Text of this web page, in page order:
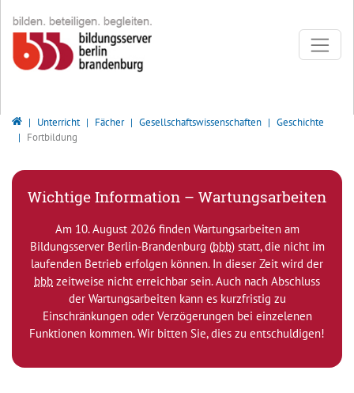
Bildungsserver Berlin - Brandenburg
Unterricht Fächer Gesellschaftswissenschaften
Geschichte
Fortbildung
Wichtige Information – Wartungsarbeiten
Am 10. August 2026 finden Wartungsarbeiten am
Bildungsserver Berlin-Brandenburg (bbb) statt, die nicht im
laufenden Betrieb erfolgen können. In dieser Zeit wird der
bbb zeitweise nicht erreichbar sein. Auch nach Abschluss
der Wartungsarbeiten kann es kurzfristig zu
Einschränkungen oder Verzögerungen bei einzelenen
Funktionen kommen. Wir bitten Sie, dies zu entschuldigen!